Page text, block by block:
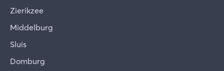
Zierikzee
Middelburg
Sluis
Domburg